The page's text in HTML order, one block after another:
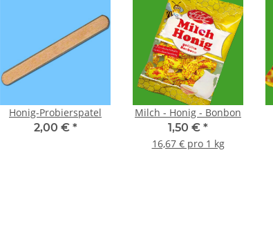
Honig-Probierspatel
2,00 € *
Milch - Honig - Bonbon
1,50 € *
16,67 € pro 1 kg